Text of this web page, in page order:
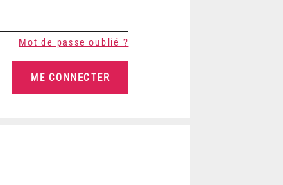
Mot de passe oublié ?